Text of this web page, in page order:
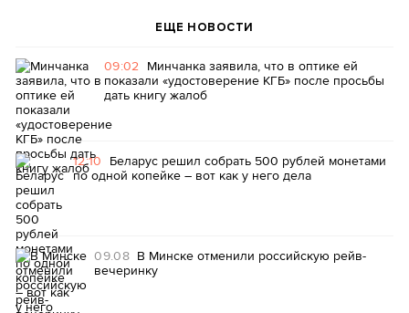
ЕЩЕ НОВОСТИ
09:02 Минчанка заявила, что в оптике ей
показали «удостоверение КГБ» после просьбы
дать книгу жалоб
12:10 Беларус решил собрать 500 рублей монетами
по одной копейке – вот как у него дела
09.08 В Минске отменили российскую рейв-
вечеринку